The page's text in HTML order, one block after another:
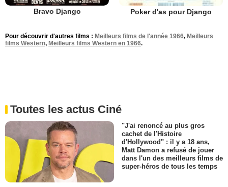
Bravo Django Poker d'as pour Django
Pour découvrir d'autres films : Meilleurs films de l'année 1966, Meilleurs
films Western, Meilleurs films Western en 1966.
Toutes les actus Ciné
"J'ai renoncé au plus gros
cachet de l'Histoire
d'Hollywood" : il y a 18 ans,
Matt Damon a refusé de jouer
dans l'un des meilleurs films de
super-héros de tous les temps